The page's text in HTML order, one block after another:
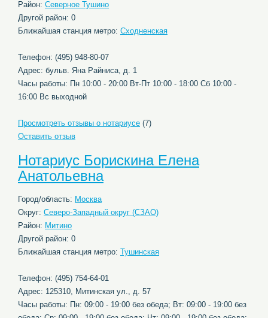
Район: Северное Тушино
Другой район: 0
Ближайшая станция метро: Сходненская
Телефон: (495) 948-80-07
Адрес: бульв. Яна Райниса, д. 1
Часы работы: Пн 10:00 - 20:00 Вт-Пт 10:00 - 18:00 Сб 10:00 -
16:00 Вс выходной
Просмотреть отзывы о нотариусе (7)
Оставить отзыв
Нотариус Борискина Елена
Анатольевна
Город/область: Москва
Округ: Северо-Западный округ (СЗАО)
Район: Митино
Другой район: 0
Ближайшая станция метро: Тушинская
Телефон: (495) 754-64-01
Адрес: 125310, Митинская ул., д. 57
Часы работы: Пн: 09:00 - 19:00 без обеда; Вт: 09:00 - 19:00 без